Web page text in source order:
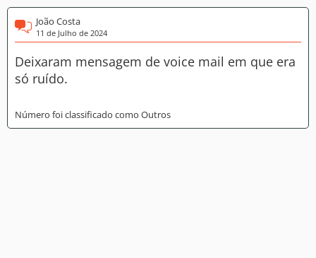
João Costa
11 de Julho de 2024
Deixaram mensagem de voice mail em que era
só ruído.
Número foi classificado como Outros